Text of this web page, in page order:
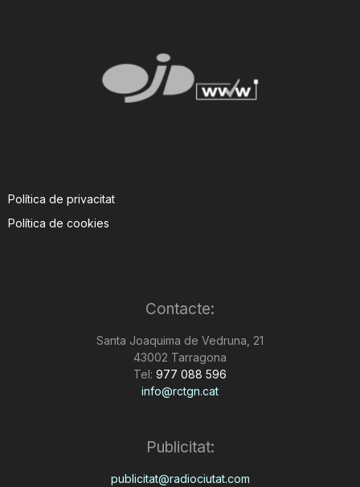
Política de privacitat
Política de cookies
Contacte:
Santa Joaquima de Vedruna, 21
43002 Tarragona
Tel: 977 088 596
info@rctgn.cat
Publicitat:
publicitat@radiociutat.com